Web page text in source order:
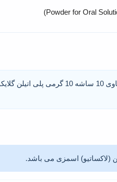
(لاکساتیو) اسمزی می باشد.